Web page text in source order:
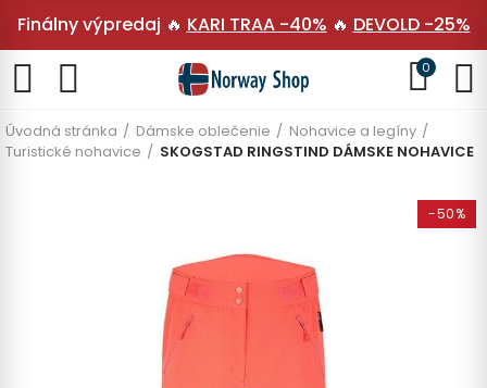
Finálny výpredaj 🔥 KARI TRAA -40% 🔥 DEVOLD -25%
0
Úvodná stránka Dámske oblečenie
Nohavice a legíny
Turistické nohavice
SKOGSTAD RINGSTIND DÁMSKE NOHAVICE
-50%